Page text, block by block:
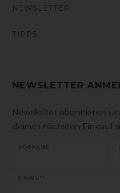
NEWSLETTER
TIPPS
NEWSLETTER
Newsletter abonnieren
deinen nächsten Einkauf
VORNAME
E-MAIL **
Newsletter